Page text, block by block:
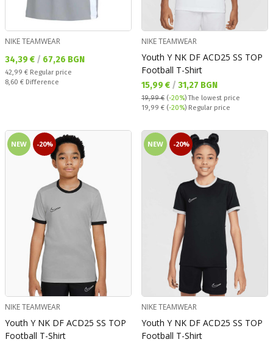
NIKE TEAMWEAR
Текуща цена:
34,39 € / 67,26 BGN
Regular price:
42,99 € Regular price
Спестявате:
8,60 € Difference
NIKE TEAMWEAR
Youth Y NK DF ACD25 SS TOP
Football T-Shirt
Текуща цена:
15,99 € / 31,27 BGN
19,99 € (-20%)The lowest price
Regular price:
19,99 € (-20%) Regular price
NEW -20%
NIKE TEAMWEAR
Youth Y NK DF ACD25 SS TOP
Football T-Shirt
NEW -20%
NIKE TEAMWEAR
Youth Y NK DF ACD25 SS TOP
Football T-Shirt